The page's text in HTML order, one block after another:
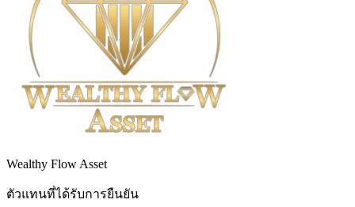
Wealthy Flow Asset
ตัวแทนที่ได้รับการยืนยัน